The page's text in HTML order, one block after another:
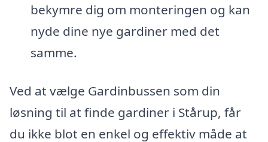
bekymre dig om monteringen og kan
nyde dine nye gardiner med det
samme.
Ved at vælge Gardinbussen som din
løsning til at finde gardiner i Stårup, får
du ikke blot en enkel og effektiv måde at